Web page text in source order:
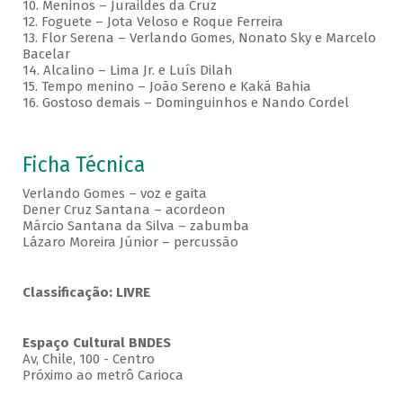
10. Meninos – Juraildes da Cruz
12. Foguete – Jota Veloso e Roque Ferreira
13. Flor Serena – Verlando Gomes, Nonato Sky e Marcelo
Bacelar
14. Alcalino – Lima Jr. e Luís Dilah
15. Tempo menino – João Sereno e Kaká Bahia
16. Gostoso demais – Dominguinhos e Nando Cordel
Ficha Técnica
Verlando Gomes – voz e gaita
Dener Cruz Santana – acordeon
Márcio Santana da Silva – zabumba
Lázaro Moreira Júnior – percussão
Classificação: LIVRE
Espaço Cultural BNDES
Av, Chile, 100 - Centro
Próximo ao metrô Carioca